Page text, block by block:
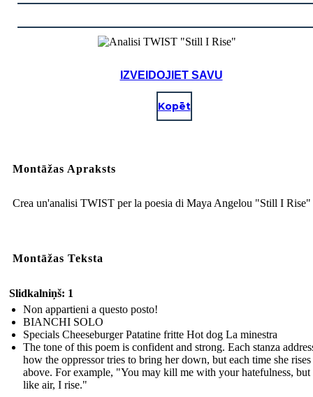
IZVEIDOJIET SAVU
Kopēt
Montāžas Apraksts
Crea un'analisi TWIST per la poesia di Maya Angelou "Still I Rise"
Montāžas Teksta
Slidkalniņš: 1
Non appartieni a questo posto!
BIANCHI SOLO
Specials Cheeseburger Patatine fritte Hot dog La minestra
The tone of this poem is confident and strong. Each stanza
how the oppressor tries to bring her down, but each time she rises
above. For example, "You may kill me with your hatefulness,
like air, I rise."